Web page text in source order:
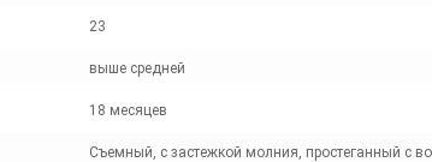
23
выше средней
18 месяцев
Съемный, с застежкой молния, простеганный с